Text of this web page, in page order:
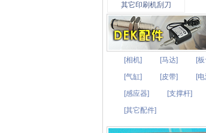
其它印刷机刮刀
[相机] [马达] [
[气缸]
[皮带] [
[感应器]
[支撑杆]
[其它配件]